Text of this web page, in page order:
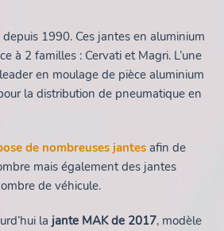
1990. Ces jantes en aluminium
à 2 familles : Cervati et Magri. L’une
en moulage de pièce aluminium
la distribution de pneumatique en
de nombreuses jantes afin de
mais également des jantes
de véhicule.
la jante MAK de 2017, modèle